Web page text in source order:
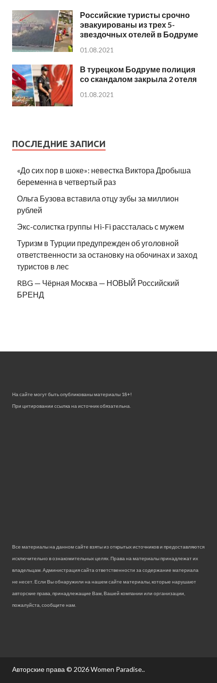
Российские туристы срочно
эвакуированы из трех 5-
звездочных отелей в Бодруме
01.08.2021
В турецком Бодруме полиция
со скандалом закрыла 2 отеля
01.08.2021
ПОСЛЕДНИЕ ЗАПИСИ
«До сих пор в шоке»: невестка Виктора Дробыша
беременна в четвертый раз
Ольга Бузова вставила отцу зубы за миллион
рублей
Экс-солистка группы Hi-Fi рассталась с мужем
Туризм в Турции предупрежден об уголовной
ответственности за остановку на обочинах и заход
туристов в лес
RBG — Чёрная Москва — НОВЫЙ Российский
БРЕНД
На сайте могут быть опубликованы материалы 18+!
При цитировании ссылка на источник обязательна.
Все материалы на данном сайте взяты из открытых источников и предоставляются
исключительно в ознакомительных целях. Права на материалы принадлежат их
владельцам. Администрация сайта ответственности за содержание материала
не несет. Если Вы обнаружили на нашем сайте материалы, которые нарушают
авторские права, принадлежащие Вам, Вашей компании или организации,
пожалуйста, сообщите нам.
Авторские права © 2026Women Paradise..